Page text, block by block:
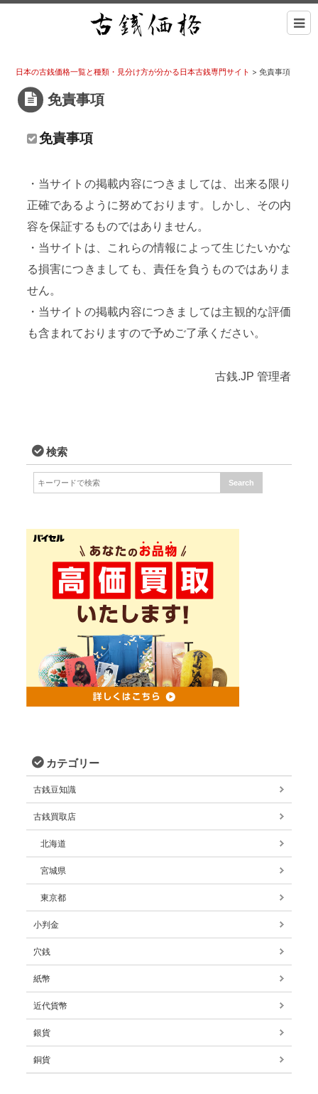
日本の古銭価格一覧と種類・見分け方が分かる日本古銭専門サイト >免責事項
免責事項
免責事項
・当サイトの掲載内容につきましては、出来る限り
正確であるように努めております。しかし、その内
容を保証するものではありません。
・当サイトは、これらの情報によって生じたいかな
る損害につきましても、責任を負うものではありま
せん。
・当サイトの掲載内容につきましては主観的な評価
も含まれておりますので予めご了承ください。
古銭.JP 管理者
検索
カテゴリー
古銭豆知識
古銭買取店
北海道
宮城県
東京都
小判金
穴銭
紙幣
近代貨幣
銀貨
銅貨